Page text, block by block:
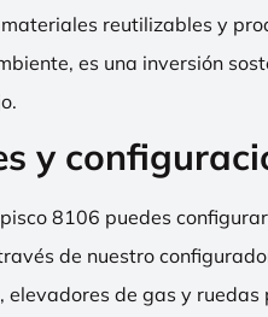
reutilizables y
es una inversión
y
8106 puedes
de nuestro
elevadores de gas y